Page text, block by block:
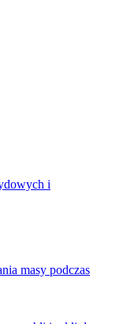
i
masy podczas